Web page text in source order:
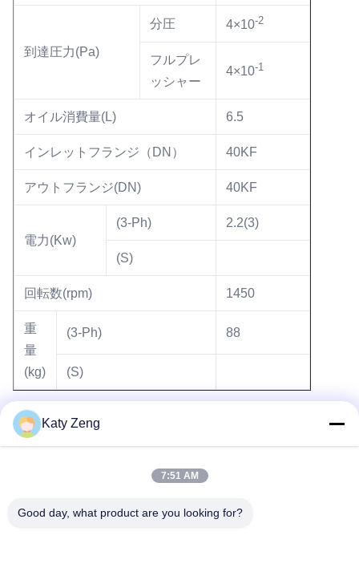
到達圧力(Pa)
分圧 4×10-2
フルプレ
ッシャー
4×10-1
オイル消費量(L) 6.5
インレットフランジ（DN） 40KF
アウトフランジ(DN) 40KF
電力(Kw)
(3-Ph) 2.2(3)
(S)
回転数(rpm) 1450
重
量
(kg)
(3-Ph) 88
(S)
ーン真空ポンプ、油封式ロータリーベーン真空ポンプ
Katy Zeng
7:51 AM
Good day, what product are you looking for?